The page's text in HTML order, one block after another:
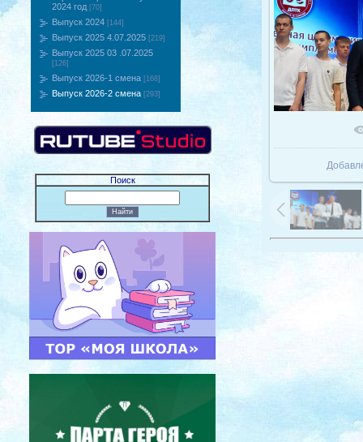
2024 год [70]
Выпуск 2024 [144]
Выпуск 2025 4.07.2025 [219]
Выпуск 2025 03 .07.2025
[126]
Выпуск 2026-1 смена [168]
Выпуск 2026-2 смена [293]
Поиск
В